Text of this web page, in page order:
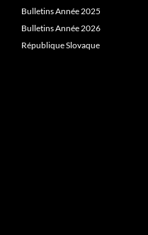
Bulletins Année 2025
Bulletins Année 2026
République Slovaque